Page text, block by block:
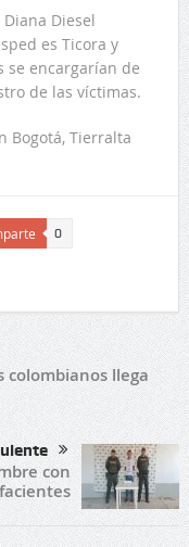
Diesel
es Ticora y
se encargarían de
de las víctimas.
Bogotá, Tierralta
0
colombianos llega
con